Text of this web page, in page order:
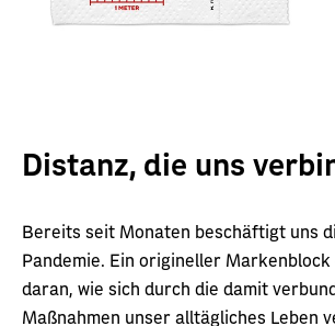
Distanz, die uns
Bereits seit Monaten beschäftigt uns
Pandemie. Ein origineller
daran, wie sich durch die damit
Maßnahmen unser alltägliches Leben